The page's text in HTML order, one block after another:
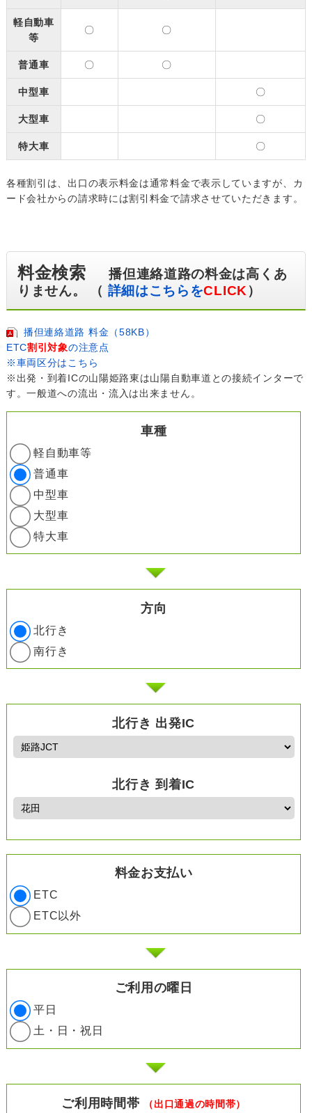
軽自動車
等
〇 〇
普通車 〇 〇
中型車 〇
大型車 〇
特大車 〇
各種割引は、出口の表示料金は通常料金で表示していますが、カ
ード会社からの請求時には割引料金で請求させていただきます。
料金検索播但連絡道路の料金は高くあ
りません。 （ 詳細はこちらをCLICK ）
播但連絡道路 料金（58KB）
ETC割引対象の注意点
※車両区分はこちら
※出発・到着ICの山陽姫路東は山陽自動車道との接続インターで
す。一般道への流出・流入は出来ません。
車種
軽自動車等
普通車
中型車
大型車
特大車
方向
北行き
南行き
北行き 出発IC
北行き 到着IC
料金お支払い
ETC
ETC以外
ご利用の曜日
平日
土・日・祝日
ご利用時間帯 （出口通過の時間帯）